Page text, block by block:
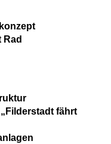
Rad
fährt